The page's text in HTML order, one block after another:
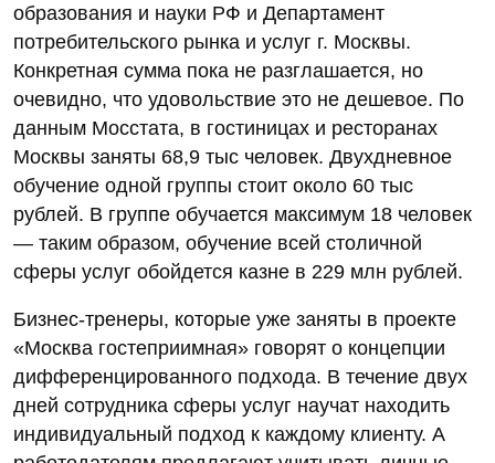
образования и науки РФ и Департамент
потребительского рынка и услуг г. Москвы.
Конкретная сумма пока не разглашается, но
очевидно, что удовольствие это не дешевое. По
данным Мосстата, в гостиницах и ресторанах
Москвы заняты 68,9 тыс человек. Двухдневное
обучение одной группы стоит около 60 тыс
рублей. В группе обучается максимум 18 человек
— таким образом, обучение всей столичной
сферы услуг обойдется казне в 229 млн рублей.
Бизнес-тренеры, которые уже заняты в проекте
«Москва гостеприимная» говорят о концепции
дифференцированного подхода. В течение двух
дней сотрудника сферы услуг научат находить
индивидуальный подход к каждому клиенту. А